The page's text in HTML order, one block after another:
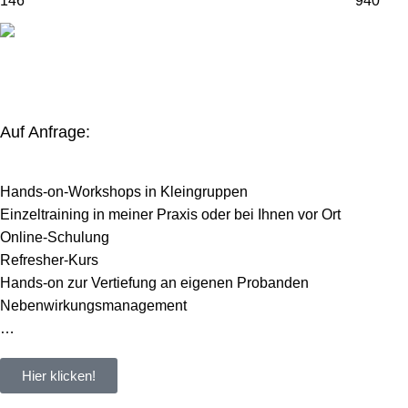
Auf Anfrage:
Hands-on-Workshops in Kleingruppen
Einzeltraining in meiner Praxis oder bei Ihnen vor Ort
Online-Schulung
Refresher-Kurs
Hands-on zur Vertiefung an eigenen Probanden
Nebenwirkungsmanagement
…
Hier klicken!